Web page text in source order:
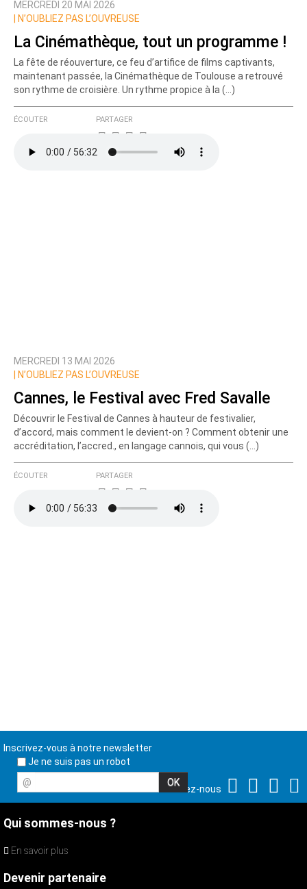
MERCREDI 20 MAI 2026
N’OUBLIEZ PAS L’OUVREUSE
La Cinémathèque, tout un programme !
La fête de réouverture, ce feu d’artifice de films captivants,
maintenant passée, la Cinémathèque de Toulouse a retrouvé
son rythme de croisière. Un rythme propice à la (…)
ÉCOUTER PARTAGER
MERCREDI 13 MAI 2026
N’OUBLIEZ PAS L’OUVREUSE
Cannes, le Festival avec Fred Savalle
Découvrir le Festival de Cannes à hauteur de festivalier,
d’accord, mais comment le devient-on ? Comment obtenir une
accréditation, l’accred., en langage cannois, qui vous (…)
ÉCOUTER PARTAGER
Inscrivez-vous à notre newsletter
Je ne suis pas un robot
@
Suivez-nous
Qui sommes-nous ?
En savoir plus
Devenir partenaire